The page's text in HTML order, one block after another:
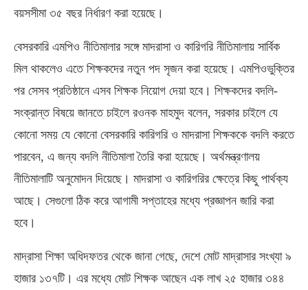
বয়সসীমা ৩৫ বছর নির্ধারণ করা হয়েছে।
বেসরকারি এমপিও নীতিমালার সঙ্গে মাদরাসা ও কারিগরি নীতিমালায় সার্বিক
মিল থাকলেও এতে শিক্ষকদের নতুন পদ সৃজন করা হয়েছে। এমপিওভুক্তির
পর সেসব প্রতিষ্ঠানে এসব শিক্ষক নিয়োগ দেয়া হবে। শিক্ষকদের বদলি-
সংক্রান্ত বিষয়ে জানতে চাইলে রওনক মাহমুদ বলেন, সরকার চাইলে যে
কোনো সময় যে কোনো বেসরকারি কারিগরি ও মাদরাসা শিক্ষককে বদলি করতে
পারবেন, এ জন্য বদলি নীতিমালা তৈরি করা হয়েছে। অর্থমন্ত্রণালয়
নীতিমালাটি অনুমোদন দিয়েছে। মাদরাসা ও কারিগরির ক্ষেত্রে কিছু পার্থক্য
আছে। সেগুলো ঠিক করে আগামী সপ্তাহের মধ্যে প্রজ্ঞাপন জারি করা
হবে।
মাদ্রাসা শিক্ষা অধিদফতর থেকে জানা গেছে, দেশে মোট মাদ্রাসার সংখ্যা ৯
হাজার ১৩৭টি। এর মধ্যে মোট শিক্ষক আছেন এক লাখ ২৫ হাজার ৩৪৪